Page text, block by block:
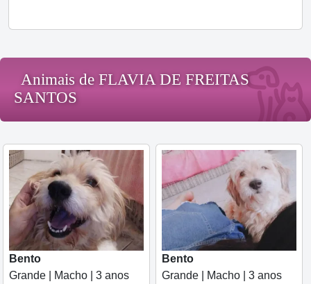
Animais de FLAVIA DE FREITAS
SANTOS
Bento
Grande | Macho | 3 anos
Bento
Grande | Macho | 3 anos